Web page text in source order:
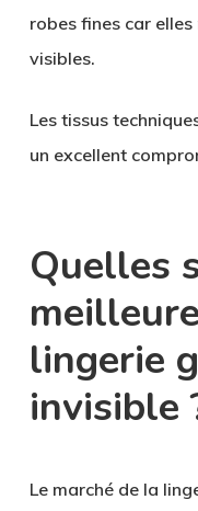
robes fines car
visibles.
Les tissus
un excellent
Quelles
lingerie
invisible
Le marché de la